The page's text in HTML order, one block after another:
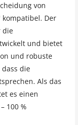
von
kompatibel. Der
die
und bietet
und robuste
die
Als das
es einen
100 %